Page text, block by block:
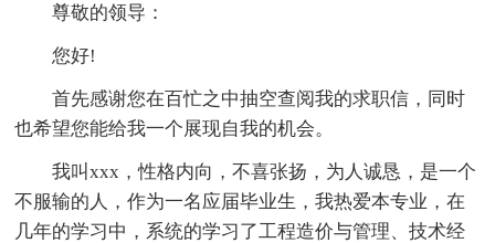
尊敬的领导：
您好!
首先感谢您在百忙之中抽空查阅我的求职信，同时
也希望您能给我一个展现自我的机会。
我叫xxx，性格内向，不喜张扬，为人诚恳，是一个
不服输的人，作为一名应届毕业生，我热爱本专业，在
几年的学习中，系统的学习了工程造价与管理、技术经